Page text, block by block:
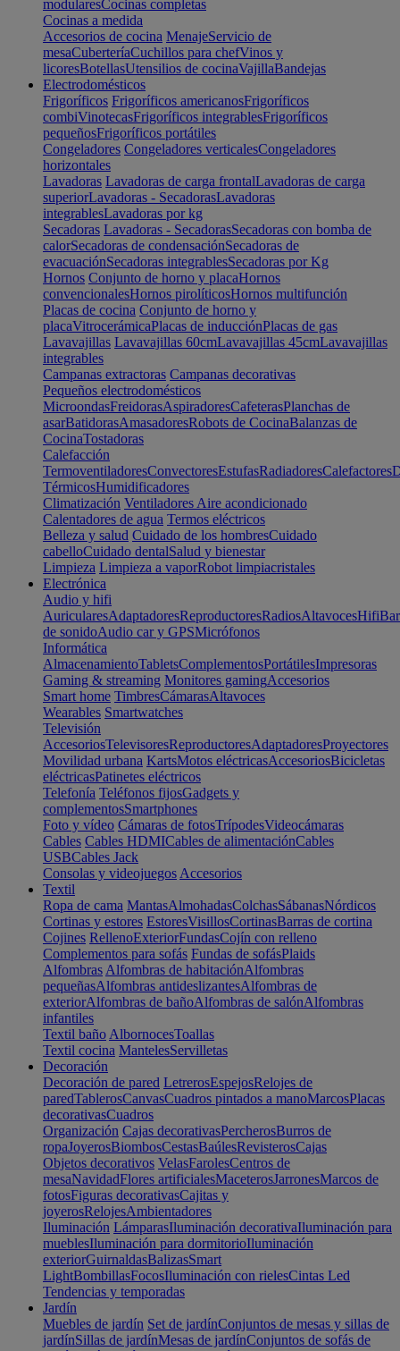
modularesCocinas completas
Cocinas a medida
Accesorios de cocina MenajeServicio de
mesaCuberteríaCuchillos para chefVinos y
licoresBotellasUtensilios de cocinaVajillaBandejas
Electrodomésticos
Frigoríficos Frigoríficos americanosFrigoríficos
combiVinotecasFrigoríficos integrablesFrigoríficos
pequeñosFrigoríficos portátiles
Congeladores Congeladores verticalesCongeladores
horizontales
Lavadoras Lavadoras de carga frontalLavadoras de carga
superiorLavadoras - SecadorasLavadoras
integrablesLavadoras por kg
Secadoras Lavadoras - SecadorasSecadoras con bomba de
calorSecadoras de condensaciónSecadoras de
evacuaciónSecadoras integrablesSecadoras por Kg
Hornos Conjunto de horno y placaHornos
convencionalesHornos pirolíticosHornos multifunción
Placas de cocina Conjunto de horno y
placaVitrocerámicaPlacas de inducciónPlacas de gas
Lavavajillas Lavavajillas 60cmLavavajillas 45cmLavavajillas
integrables
Campanas extractoras Campanas decorativas
Pequeños electrodomésticos
MicroondasFreidorasAspiradoresCafeterasPlanchas de
asarBatidorasAmasadoresRobots de CocinaBalanzas de
CocinaTostadoras
Calefacción
TermoventiladoresConvectoresEstufasRadiadoresCalefactores
TérmicosHumidificadores
Climatización Ventiladores Aire acondicionado
Calentadores de agua Termos eléctricos
Belleza y salud Cuidado de los hombresCuidado
cabelloCuidado dentalSalud y bienestar
Limpieza Limpieza a vaporRobot limpiacristales
Electrónica
Audio y hifi
AuricularesAdaptadoresReproductoresRadiosAltavocesHifi
de sonidoAudio car y GPSMicrófonos
Informática
AlmacenamientoTabletsComplementosPortátilesImpresoras
Gaming & streaming Monitores gamingAccesorios
Smart home TimbresCámarasAltavoces
Wearables Smartwatches
Televisión
AccesoriosTelevisoresReproductoresAdaptadoresProyectores
Movilidad urbana KartsMotos eléctricasAccesoriosBicicletas
eléctricasPatinetes eléctricos
Telefonía Teléfonos fijosGadgets y
complementosSmartphones
Foto y vídeo Cámaras de fotosTrípodesVideocámaras
Cables Cables HDMICables de alimentaciónCables
USBCables Jack
Consolas y videojuegos Accesorios
Textil
Ropa de cama MantasAlmohadasColchasSábanasNórdicos
Cortinas y estores EstoresVisillosCortinasBarras de cortina
Cojines RellenoExteriorFundasCojín con relleno
Complementos para sofás Fundas de sofásPlaids
Alfombras Alfombras de habitaciónAlfombras
pequeñasAlfombras antideslizantesAlfombras de
exteriorAlfombras de bañoAlfombras de salónAlfombras
infantiles
Textil baño AlbornocesToallas
Textil cocina MantelesServilletas
Decoración
Decoración de pared LetrerosEspejosRelojes de
paredTablerosCanvasCuadros pintados a manoMarcosPlacas
decorativasCuadros
Organización Cajas decorativasPercherosBurros de
ropaJoyerosBiombosCestasBaúlesRevisterosCajas
Objetos decorativos VelasFarolesCentros de
mesaNavidadFlores artificialesMaceterosJarronesMarcos de
fotosFiguras decorativasCajitas y
joyerosRelojesAmbientadores
Iluminación LámparasIluminación decorativaIluminación para
mueblesIluminación para dormitorioIluminación
exteriorGuirnaldasBalizasSmart
LightBombillasFocosIluminación con rielesCintas Led
Tendencias y temporadas
Jardín
Muebles de jardín Set de jardínConjuntos de mesas y sillas de
jardínSillas de jardínMesas de jardínConjuntos de sofás de